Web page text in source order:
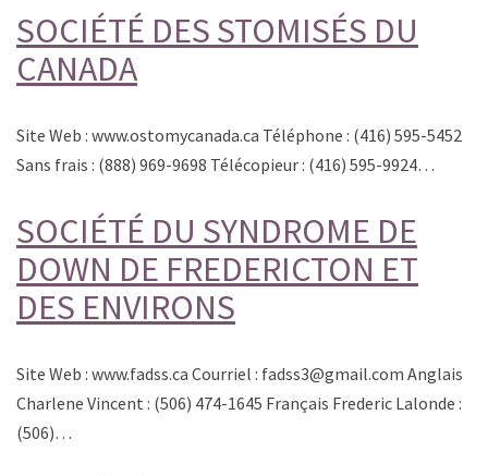
SOCIÉTÉ DES STOMISÉS DU
CANADA
Site Web : www.ostomycanada.ca Téléphone : (416) 595-5452
Sans frais : (888) 969-9698 Télécopieur : (416) 595-9924…
SOCIÉTÉ DU SYNDROME DE
DOWN DE FREDERICTON ET
DES ENVIRONS
Site Web : www.fadss.ca Courriel : fadss3@gmail.com Anglais
Charlene Vincent : (506) 474-1645 Français Frederic Lalonde :
(506)…